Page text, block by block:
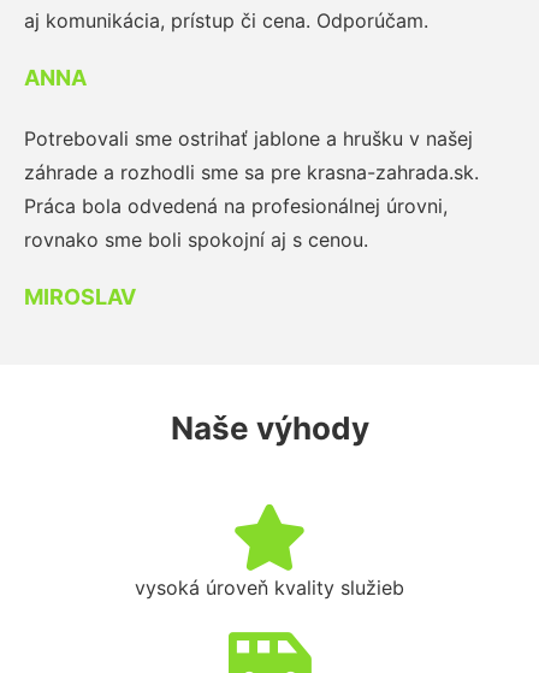
aj komunikácia, prístup či cena. Odporúčam.
ANNA
Potrebovali sme ostrihať jablone a hrušku v našej
záhrade a rozhodli sme sa pre krasna-zahrada.sk.
Práca bola odvedená na profesionálnej úrovni,
rovnako sme boli spokojní aj s cenou.
MIROSLAV
Naše výhody
vysoká úroveň kvality služieb